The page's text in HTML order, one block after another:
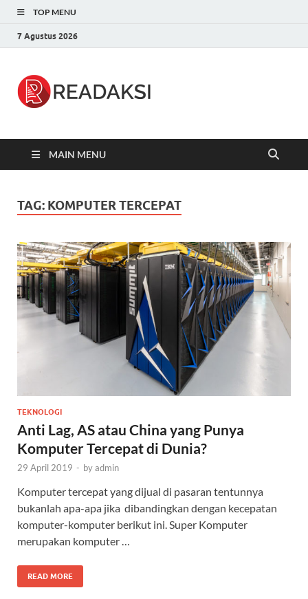
TOP MENU
7 Agustus 2026
MAIN MENU
TAG: KOMPUTER TERCEPAT
TEKNOLOGI
Anti Lag, AS atau China yang Punya
Komputer Tercepat di Dunia?
29 April 2019 - byadmin
Komputer tercepat yang dijual di pasaran tentunnya
bukanlah apa-apa jika dibandingkan dengan kecepatan
komputer-komputer berikut ini. Super Komputer
merupakan komputer …
READ MORE